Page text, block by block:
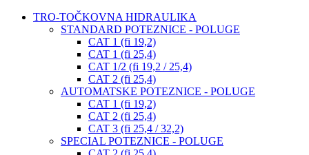
TRO-TOČKOVNA HIDRAULIKA
STANDARD POTEZNICE - POLUGE
CAT 1 (fi 19,2)
CAT 1 (fi 25,4)
CAT 1/2 (fi 19,2 / 25,4)
CAT 2 (fi 25,4)
AUTOMATSKE POTEZNICE - POLUGE
CAT 1 (fi 19,2)
CAT 2 (fi 25,4)
CAT 3 (fi 25,4 / 32,2)
SPECIAL POTEZNICE - POLUGE